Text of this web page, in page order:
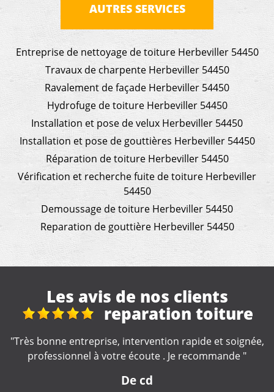
AUTRES SERVICES
Entreprise de nettoyage de toiture Herbeviller 54450
Travaux de charpente Herbeviller 54450
Ravalement de façade Herbeviller 54450
Hydrofuge de toiture Herbeviller 54450
Installation et pose de velux Herbeviller 54450
Installation et pose de gouttières Herbeviller 54450
Réparation de toiture Herbeviller 54450
Vérification et recherche fuite de toiture Herbeviller
54450
Demoussage de toiture Herbeviller 54450
Reparation de gouttière Herbeviller 54450
Les avis de nos clients
soignée,
"
Travaux de
couverture
"Je recommande, très sérieux !! "